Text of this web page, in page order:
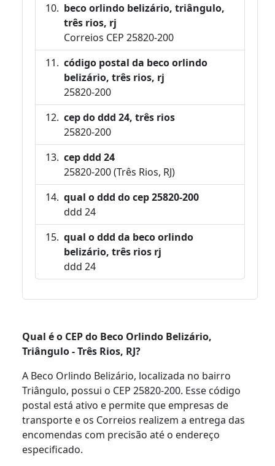
beco orlindo belizário, triângulo,
três rios, rj
Correios CEP 25820-200
código postal da beco orlindo
belizário, três rios, rj
25820-200
cep do ddd 24, três rios
25820-200
cep ddd 24
25820-200 (Três Rios, RJ)
qual o ddd do cep 25820-200
ddd 24
qual o ddd da beco orlindo
belizário, três rios rj
ddd 24
Qual é o CEP do Beco Orlindo Belizário,
Triângulo - Três Rios, RJ?
A Beco Orlindo Belizário, localizada no bairro
Triângulo, possui o CEP 25820-200. Esse código
postal está ativo e permite que empresas de
transporte e os Correios realizem a entrega das
encomendas com precisão até o endereço
especificado.